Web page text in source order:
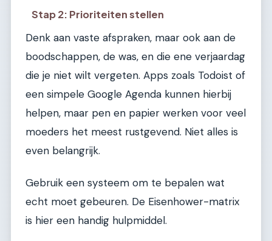
Stap 2: Prioriteiten stellen
Denk aan vaste afspraken, maar ook aan de
boodschappen, de was, en die ene verjaardag
die je niet wilt vergeten. Apps zoals Todoist of
een simpele Google Agenda kunnen hierbij
helpen, maar pen en papier werken voor veel
moeders het meest rustgevend. Niet alles is
even belangrijk.
Gebruik een systeem om te bepalen wat
echt moet gebeuren. De Eisenhower-matrix
is hier een handig hulpmiddel.